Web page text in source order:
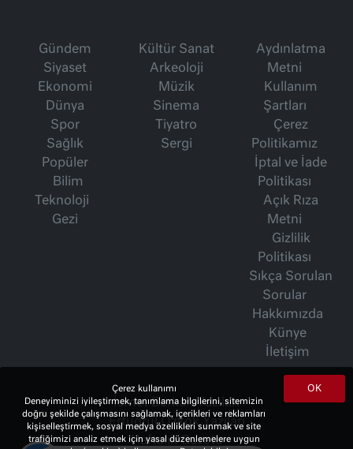
Gündem
Siyaset
Ekonomi
Dünya
Spor
Sağlık
Popüler
Bilim
Teknoloji
Gezi
Kültür Sanat
Arkeoloji
Müzik
Sinema
Tiyatro
Sergi
Aydınlatma
Metni
Kullanım
Şartları
Çerez
Politikamız
İptal ve İade
Politikası
Açık Rıza
Metni
Gizlilik
Politikası
Sıkça Sorulan
Sorular
Hakkımızda
Künye
İletişim
İsmet Berkan Yazıları
Ertuğrul Özkök Yazıları
Haftalık Gazete
OK
Çerez kullanımı
Deneyiminizi iyileştirmek, tanımlama bilgilerini, sitemizin
doğru şekilde çalışmasını sağlamak, içerikleri ve reklamları
kişiselleştirmek, sosyal medya özellikleri sunmak ve site
trafiğimizi analiz etmek için yasal düzenlemelere uygun